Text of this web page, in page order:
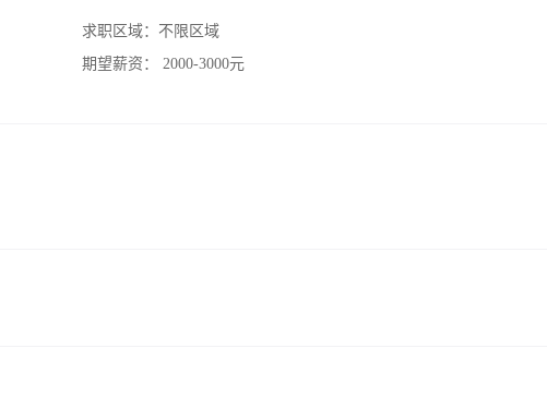
求职区域： 不限区域
期望薪资：
2000-3000元